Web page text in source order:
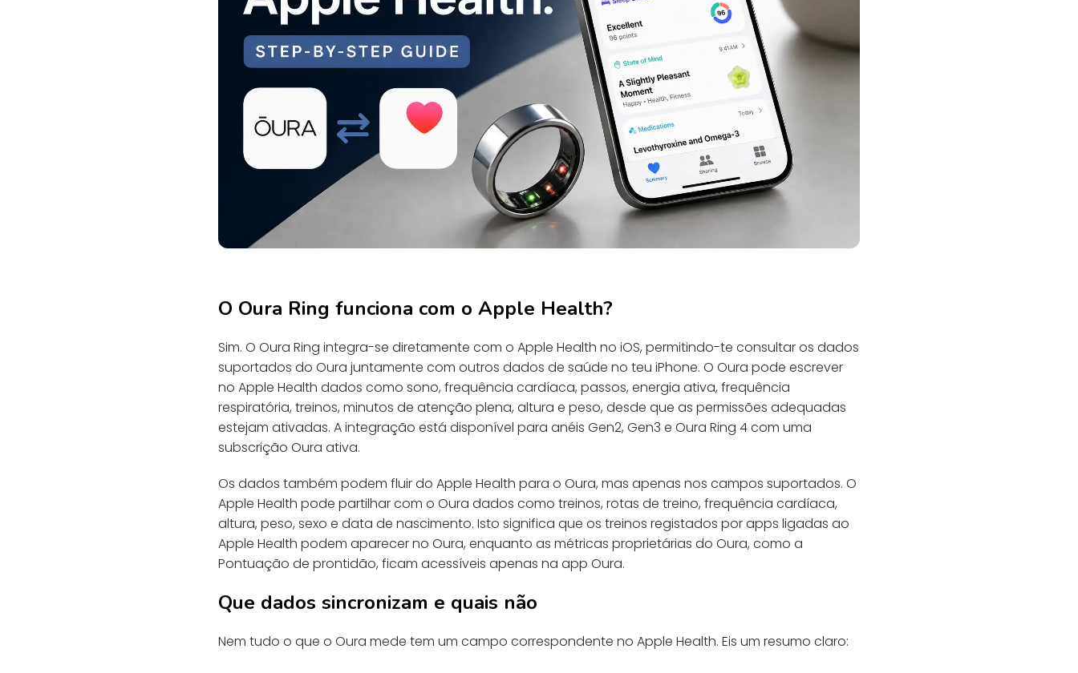
O Oura Ring funciona com o Apple Health?
Sim. O Oura Ring integra-se diretamente com o Apple Health no iOS, permitindo-te consultar os dados
suportados do Oura juntamente com outros dados de saúde no teu iPhone. O Oura pode escrever
no Apple Health dados como sono, frequência cardíaca, passos, energia ativa, frequência
respiratória, treinos, minutos de atenção plena, altura e peso, desde que as permissões adequadas
estejam ativadas. A integração está disponível para anéis Gen2, Gen3 e Oura Ring 4 com uma
subscrição Oura ativa.
Os dados também podem fluir do Apple Health para o Oura, mas apenas nos campos suportados. O
Apple Health pode partilhar com o Oura dados como treinos, rotas de treino, frequência cardíaca,
altura, peso, sexo e data de nascimento. Isto significa que os treinos registados por apps ligadas ao
Apple Health podem aparecer no Oura, enquanto as métricas proprietárias do Oura, como a
Pontuação de prontidão, ficam acessíveis apenas na app Oura.
Que dados sincronizam e quais não
Nem tudo o que o Oura mede tem um campo correspondente no Apple Health. Eis um resumo claro: